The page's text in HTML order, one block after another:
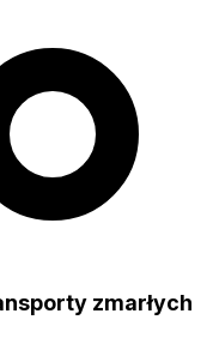
zmarłych